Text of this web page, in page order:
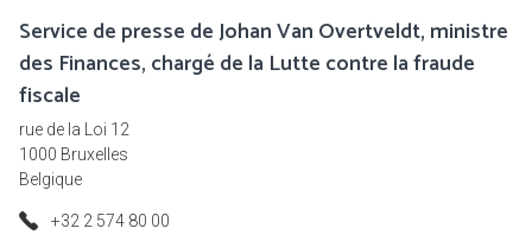
Service de presse de Johan Van Overtveldt, ministre
des Finances, chargé de la Lutte contre la fraude
fiscale
rue de la Loi 12
1000 Bruxelles
Belgique
+32 2 574 80 00